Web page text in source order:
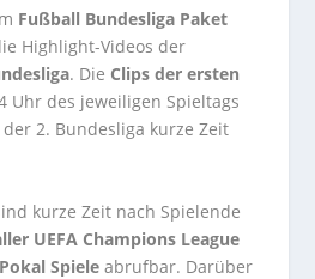
Fußball Bundesliga Paket
Highlight-Videos der
. Die Clips der ersten
Uhr des jeweiligen Spieltags
2. Bundesliga kurze Zeit
kurze Zeit nach Spielende
UEFA Champions League
Spieleabrufbar. Darüber